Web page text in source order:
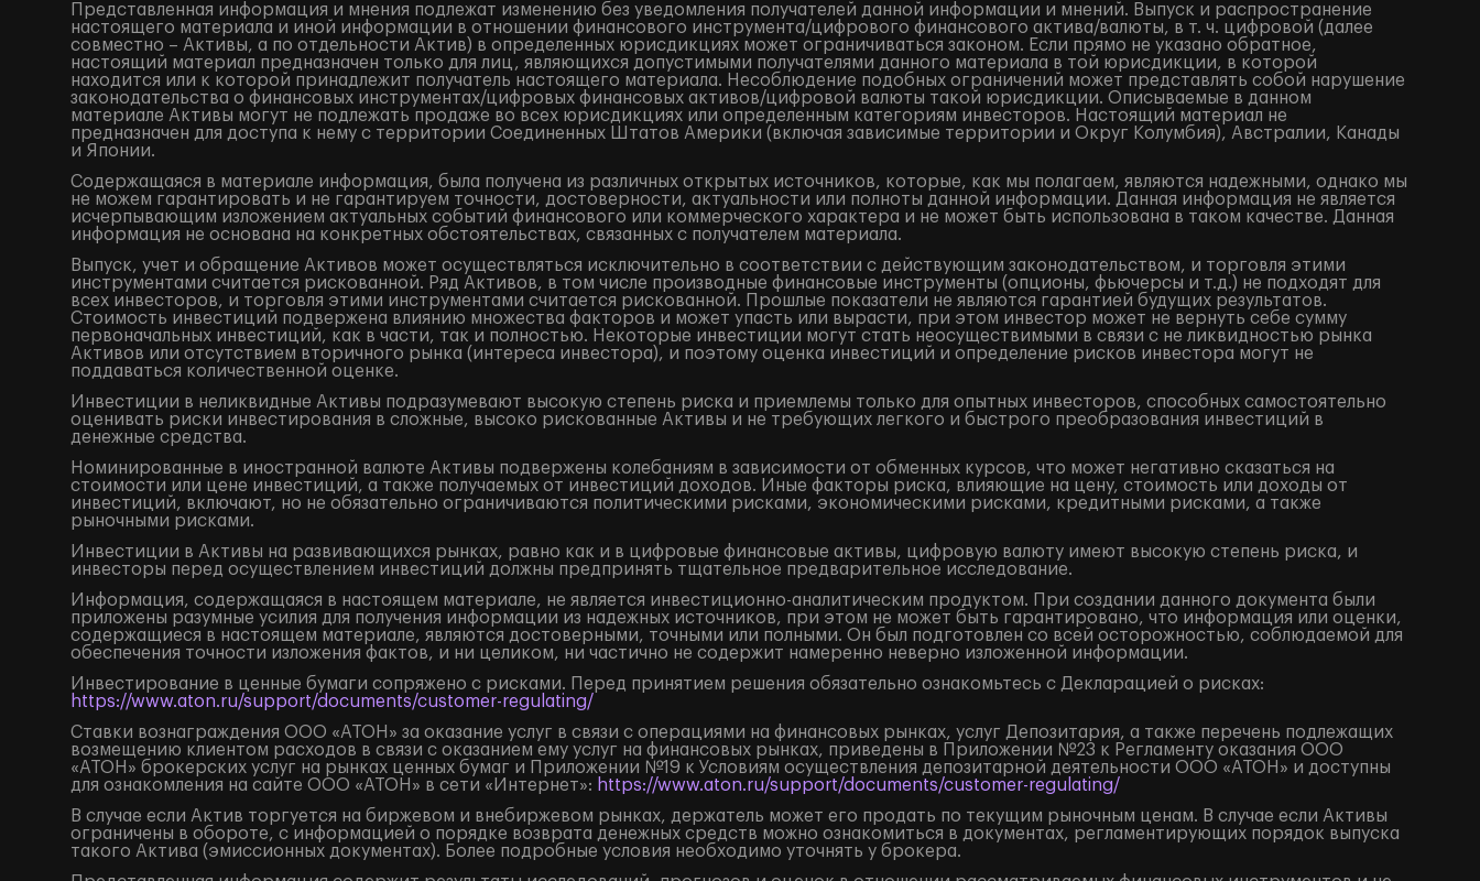
Представленная информация и мнения подлежат изменению без уведомления получателей данной информации и мнений. Выпуск и распространение
настоящего материала и иной информации в отношении финансового инструмента/цифрового финансового актива/валюты, в т. ч. цифровой (далее
совместно – Активы, а по отдельности Актив) в определенных юрисдикциях может ограничиваться законом. Если прямо не указано обратное,
настоящий материал предназначен только для лиц, являющихся допустимыми получателями данного материала в той юрисдикции, в которой
находится или к которой принадлежит получатель настоящего материала. Несоблюдение подобных ограничений может представлять собой нарушение
законодательства о финансовых инструментах/цифровых финансовых активов/цифровой валюты такой юрисдикции. Описываемые в данном
материале Активы могут не подлежать продаже во всех юрисдикциях или определенным категориям инвесторов. Настоящий материал не
предназначен для доступа к нему с территории Соединенных Штатов Америки (включая зависимые территории и Округ Колумбия), Австралии, Канады
и Японии.
Содержащаяся в материале информация, была получена из различных открытых источников, которые, как мы полагаем, являются надежными, однако мы
не можем гарантировать и не гарантируем точности, достоверности, актуальности или полноты данной информации. Данная информация не является
исчерпывающим изложением актуальных событий финансового или коммерческого характера и не может быть использована в таком качестве. Данная
информация не основана на конкретных обстоятельствах, связанных с получателем материала.
Выпуск, учет и обращение Активов может осуществляться исключительно в соответствии с действующим законодательством, и торговля этими
инструментами считается рискованной. Ряд Активов, в том числе производные финансовые инструменты (опционы, фьючерсы и т.д.) не подходят для
всех инвесторов, и торговля этими инструментами считается рискованной. Прошлые показатели не являются гарантией будущих результатов.
Стоимость инвестиций подвержена влиянию множества факторов и может упасть или вырасти, при этом инвестор может не вернуть себе сумму
первоначальных инвестиций, как в части, так и полностью. Некоторые инвестиции могут стать неосуществимыми в связи с не ликвидностью рынка
Активов или отсутствием вторичного рынка (интереса инвестора), и поэтому оценка инвестиций и определение рисков инвестора могут не
поддаваться количественной оценке.
Инвестиции в неликвидные Активы подразумевают высокую степень риска и приемлемы только для опытных инвесторов, способных самостоятельно
оценивать риски инвестирования в сложные, высоко рискованные Активы и не требующих легкого и быстрого преобразования инвестиций в
денежные средства.
Номинированные в иностранной валюте Активы подвержены колебаниям в зависимости от обменных курсов, что может негативно сказаться на
стоимости или цене инвестиций, а также получаемых от инвестиций доходов. Иные факторы риска, влияющие на цену, стоимость или доходы от
инвестиций, включают, но не обязательно ограничиваются политическими рисками, экономическими рисками, кредитными рисками, а также
рыночными рисками.
Инвестиции в Активы на развивающихся рынках, равно как и в цифровые финансовые активы, цифровую валюту имеют высокую степень риска, и
инвесторы перед осуществлением инвестиций должны предпринять тщательное предварительное исследование.
Информация, содержащаяся в настоящем материале, не является инвестиционно-аналитическим продуктом. При создании данного документа были
приложены разумные усилия для получения информации из надежных источников, при этом не может быть гарантировано, что информация или оценки,
содержащиеся в настоящем материале, являются достоверными, точными или полными. Он был подготовлен со всей осторожностью, соблюдаемой для
обеспечения точности изложения фактов, и ни целиком, ни частично не содержит намеренно неверно изложенной информации.
Инвестирование в ценные бумаги сопряжено с рисками. Перед принятием решения обязательно ознакомьтесь с Декларацией о рисках:
https://www.aton.ru/support/documents/customer-regulating/
Ставки вознаграждения ООО «АТОН» за оказание услуг в связи с операциями на финансовых рынках, услуг Депозитария, а также перечень подлежащих
возмещению клиентом расходов в связи с оказанием ему услуг на финансовых рынках, приведены в Приложении №23 к Регламенту оказания ООО
«АТОН» брокерских услуг на рынках ценных бумаг и Приложении №19 к Условиям осуществления депозитарной деятельности ООО «АТОН» и доступны
для ознакомления на сайте ООО «АТОН» в сети «Интернет»: https://www.aton.ru/support/documents/customer-regulating/
В случае если Актив торгуется на биржевом и внебиржевом рынках, держатель может его продать по текущим рыночным ценам. В случае если Активы
ограничены в обороте, с информацией о порядке возврата денежных средств можно ознакомиться в документах, регламентирующих порядок выпуска
такого Актива (эмиссионных документах). Более подробные условия необходимо уточнять у брокера.